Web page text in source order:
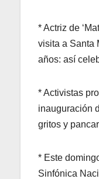
* Actriz de
visita a Santa
años: así
* Activistas
inauguración
gritos y
* Este
Sinfónica